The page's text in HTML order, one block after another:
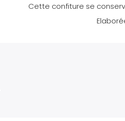
Cette confiture se